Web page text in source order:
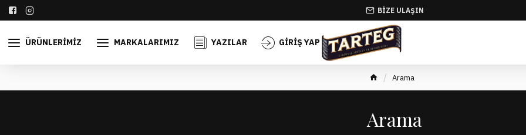
BIZE ULAŞIN
ÜRÜNLERIMIZ MARKALARIMIZ YAZILAR GIRIŞ YAP KAYIT OL
Arama
Arama